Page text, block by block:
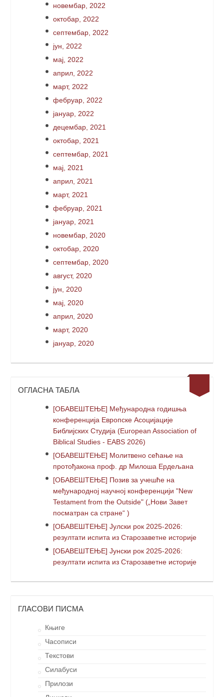
новембар, 2022
октобар, 2022
септембар, 2022
јун, 2022
мај, 2022
април, 2022
март, 2022
фебруар, 2022
јануар, 2022
децембар, 2021
октобар, 2021
септембар, 2021
мај, 2021
април, 2021
март, 2021
фебруар, 2021
јануар, 2021
новембар, 2020
октобар, 2020
септембар, 2020
август, 2020
јун, 2020
мај, 2020
април, 2020
март, 2020
јануар, 2020
ОГЛАСНА ТАБЛА
[ОБАВЕШТЕЊЕ] Међународна годишња
конференција Европске Асоцијације
Библијских Студија (European Association of
Biblical Studies - EABS 2026)
[ОБАВЕШТЕЊЕ] Молитвено сећање на
протођакона проф. др Милоша Ердељана
[ОБАВЕШТЕЊЕ] Позив за учешће на
међународној научној конференцији "New
Testament from the Outside" („Нови Завет
посматран са стране“ )
[ОБАВЕШТЕЊЕ] Јулски рок 2025-2026:
резултати испита из Старозаветне историје
[ОБАВЕШТЕЊЕ] Јунски рок 2025-2026:
резултати испита из Старозаветне историје
ГЛАСОВИ ПИСМА
Књиге
Часописи
Текстови
Силабуси
Прилози